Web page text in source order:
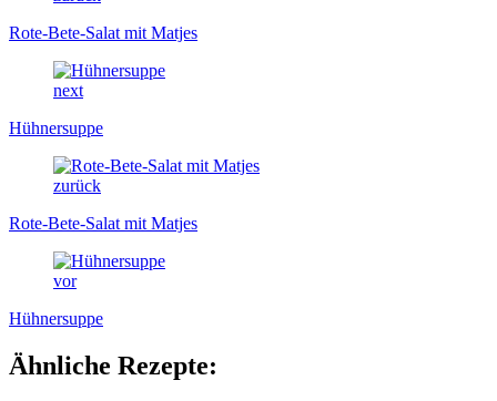
Rote-Bete-Salat mit Matjes
next
Hühnersuppe
zurück
Rote-Bete-Salat mit Matjes
vor
Hühnersuppe
Ähnliche Rezepte: